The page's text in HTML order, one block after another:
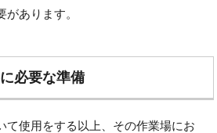
あります。
必要な準備
て使用をする以上、その作業場にお